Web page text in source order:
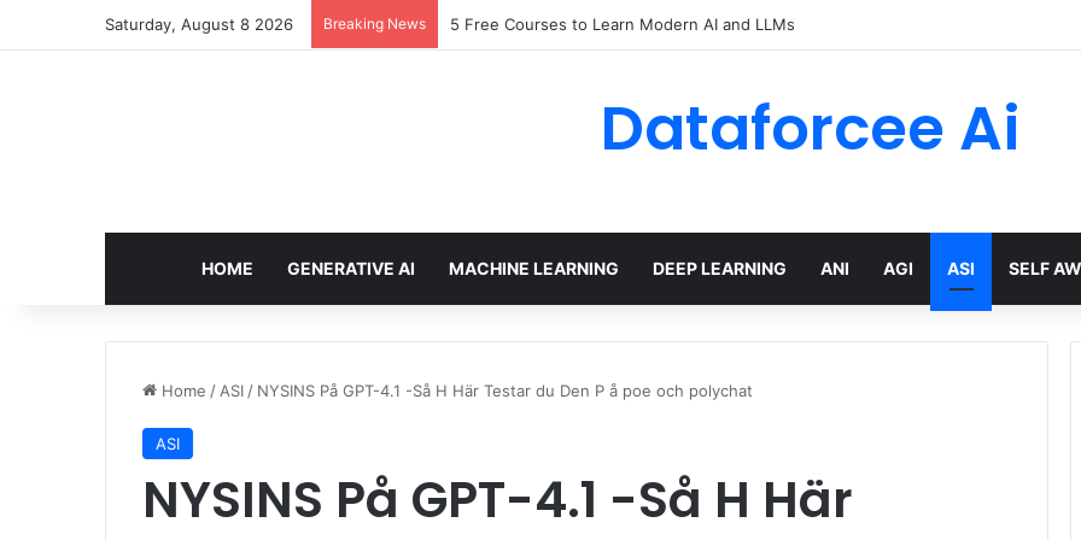
Saturday, August 8 2026 Breaking News 5 Free Courses to Learn Modern AI and LLMs
Dataforcee Ai
HOME GENERATIVE AI MACHINE LEARNING DEEP LEARNING ANI AGI ASI SELF
Home / ASI / NYSINS På GPT-4.1 -Så H Här Testar du Den P å poe och polychat
ASI
NYSINS På GPT-4.1 -Så H Här